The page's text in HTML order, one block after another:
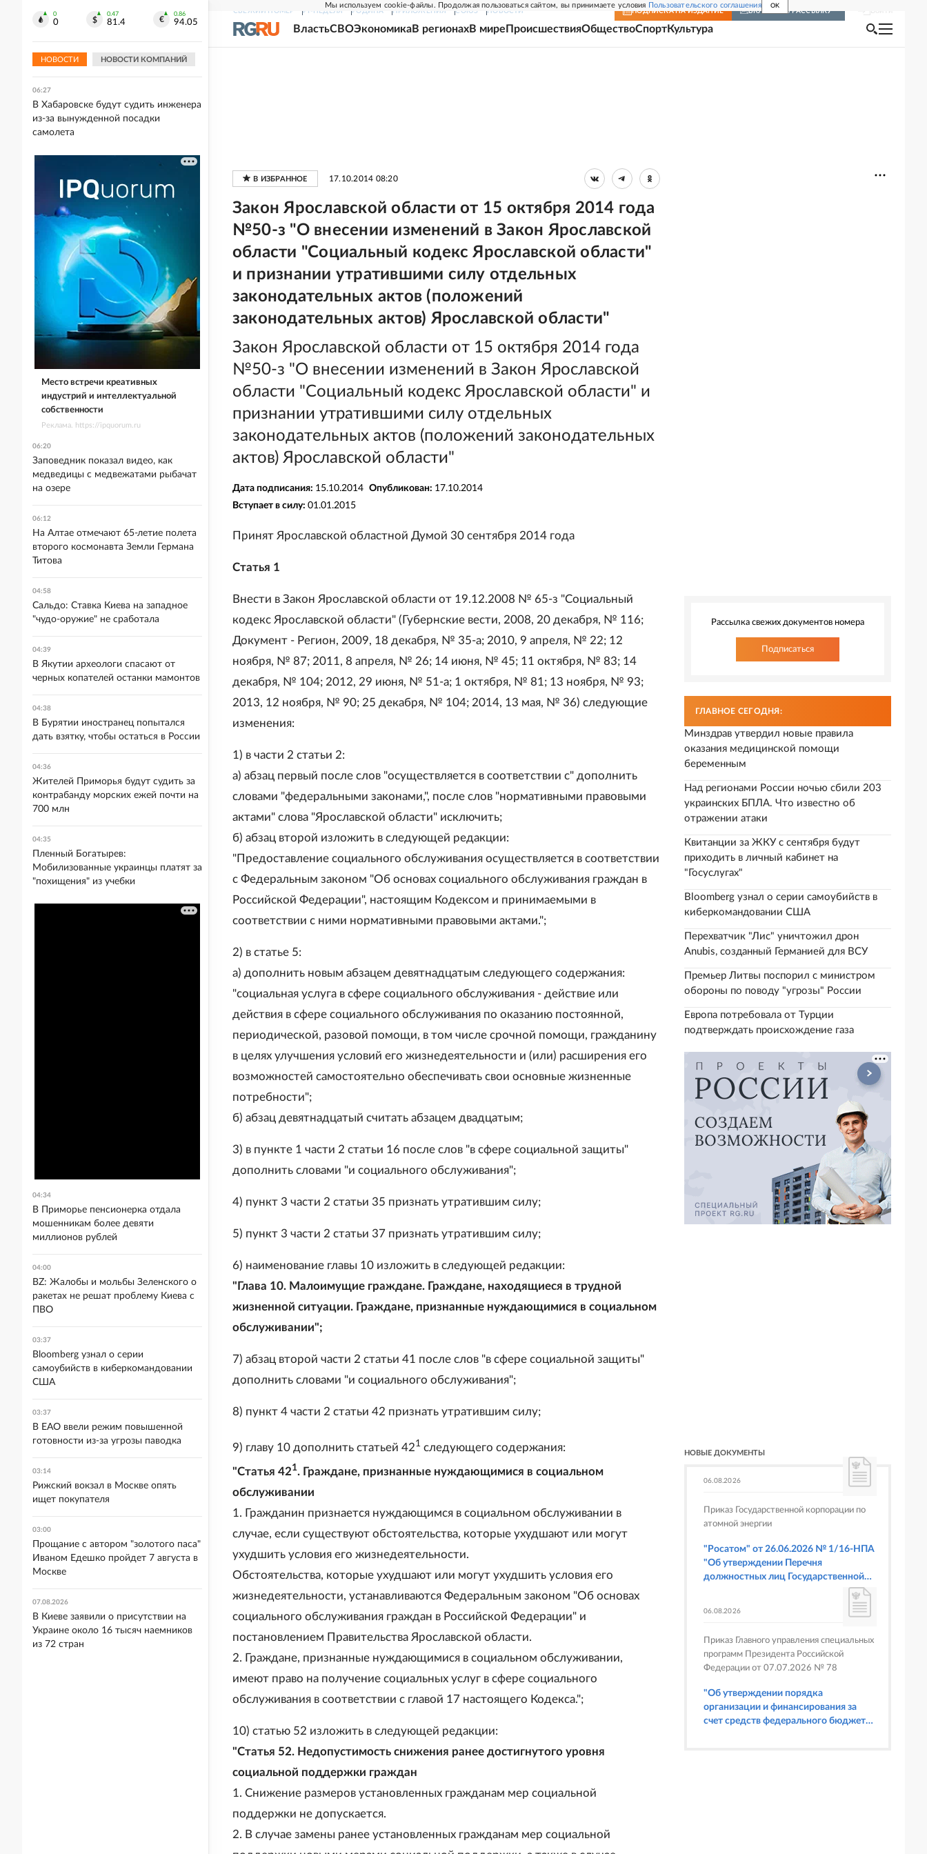
Мы используем cookie-файлы. Продолжая пользоваться сайтом, вы принимаете условия Пользовательского соглашения OK
СВЕЖИЙ НОМЕР РГ-НЕДЕЛЯ РОДИНА ПРИЛОЖЕНИЯ СОЮЗ НОВОСТИ ПОДПИСКА НА ИЗДАНИЕ ВКЛЮЧИТЬ РАССЫЛКУ
ВластьСВОЭкономикаВ регионахВ мире ПроисшествияОбществоСпортКультура
17.10.2014 08:20
Закон Ярославской области от 15 октября 2014 года
№50-з "О внесении изменений в Закон Ярославской
области "Социальный кодекс Ярославской области"
и признании утратившими силу отдельных
законодательных актов (положений
законодательных актов) Ярославской области"
Закон Ярославской области от 15 октября 2014 года
№50-з "О внесении изменений в Закон Ярославской
области "Социальный кодекс Ярославской области" и
признании утратившими силу отдельных
законодательных актов (положений законодательных
актов) Ярославской области"
Дата подписания: 15.10.2014 Опубликован: 17.10.2014
Вступает в силу: 01.01.2015
Принят Ярославской областной Думой 30 сентября 2014 года
Статья 1
Внести в Закон Ярославской области от 19.12.2008 № 65-з "Социальный
кодекс Ярославской области" (Губернские вести, 2008, 20 декабря, № 116;
Документ - Регион, 2009, 18 декабря, № 35-а; 2010, 9 апреля, № 22; 12
ноября, № 87; 2011, 8 апреля, № 26; 14 июня, № 45; 11 октября, № 83; 14
декабря, № 104; 2012, 29 июня, № 51-а; 1 октября, № 81; 13 ноября, № 93;
2013, 12 ноября, № 90; 25 декабря, № 104; 2014, 13 мая, № 36) следующие
изменения:
1) в части 2 статьи 2:
а) абзац первый после слов "осуществляется в соответствии с" дополнить
словами "федеральными законами,", после слов "нормативными правовыми
актами" слова "Ярославской области" исключить;
б) абзац второй изложить в следующей редакции:
"Предоставление социального обслуживания осуществляется в соответствии
с Федеральным законом "Об основах социального обслуживания граждан в
Российской Федерации", настоящим Кодексом и принимаемыми в
соответствии с ними нормативными правовыми актами.";
2) в статье 5:
а) дополнить новым абзацем девятнадцатым следующего содержания:
"социальная услуга в сфере социального обслуживания - действие или
действия в сфере социального обслуживания по оказанию постоянной,
периодической, разовой помощи, в том числе срочной помощи, гражданину
в целях улучшения условий его жизнедеятельности и (или) расширения его
возможностей самостоятельно обеспечивать свои основные жизненные
потребности";
б) абзац девятнадцатый считать абзацем двадцатым;
3) в пункте 1 части 2 статьи 16 после слов "в сфере социальной защиты"
дополнить словами "и социального обслуживания";
4) пункт 3 части 2 статьи 35 признать утратившим силу;
5) пункт 3 части 2 статьи 37 признать утратившим силу;
6) наименование главы 10 изложить в следующей редакции:
"Глава 10. Малоимущие граждане. Граждане, находящиеся в трудной
жизненной ситуации. Граждане, признанные нуждающимися в социальном
обслуживании";
7) абзац второй части 2 статьи 41 после слов "в сфере социальной защиты"
дополнить словами "и социального обслуживания";
8) пункт 4 части 2 статьи 42 признать утратившим силу;
9) главу 10 дополнить статьей 421 следующего содержания:
"Статья 421. Граждане, признанные нуждающимися в социальном
обслуживании
1. Гражданин признается нуждающимся в социальном обслуживании в
случае, если существуют обстоятельства, которые ухудшают или могут
ухудшить условия его жизнедеятельности.
Обстоятельства, которые ухудшают или могут ухудшить условия его
жизнедеятельности, устанавливаются Федеральным законом "Об основах
социального обслуживания граждан в Российской Федерации" и
постановлением Правительства Ярославской области.
2. Граждане, признанные нуждающимися в социальном обслуживании,
имеют право на получение социальных услуг в сфере социального
обслуживания в соответствии с главой 17 настоящего Кодекса.";
10) статью 52 изложить в следующей редакции:
"Статья 52. Недопустимость снижения ранее достигнутого уровня
социальной поддержки граждан
1. Снижение размеров установленных гражданам мер социальной
поддержки не допускается.
2. В случае замены ранее установленных гражданам мер социальной
Рассылка свежих документов номера
Подписаться
ГЛАВНОЕ СЕГОДНЯ:
Минздрав утвердил новые правила
оказания медицинской помощи
беременным
Над регионами России ночью сбили 203
украинских БПЛА. Что известно об
отражении атаки
Квитанции за ЖКУ с сентября будут
приходить в личный кабинет на
"Госуслугах"
Bloomberg узнал о серии самоубийств в
киберкомандовании США
Перехватчик "Лис" уничтожил дрон
Anubis, созданный Германией для ВСУ
Премьер Литвы поспорил с министром
обороны по поводу "угрозы" России
Европа потребовала от Турции
подтверждать происхождение газа
НОВЫЕ ДОКУМЕНТЫ
06.08.2026
Приказ Государственной корпорации по
атомной энергии
"Росатом" от 26.06.2026 № 1/16-НПА
"Об утверждении Перечня
должностных лиц Государственной
корпорации по атомной энергии
предусмотренных статьями 6.3, 8.1,
9.4, 9.5 и 9.5.1, частью 3 статьи 9.16,
статьей 14.44, частью 1 статьи 19.4,
статьей 19.4.1, частями 6 и 15 статьи
19.5, статьями 19.6 и 19.7, частью 1
статьи 19.26, статьей 19.33, частями 1,
2, 2.1, 6 и 6.1 статьи 20.4 Кодекса
06.08.2026
Приказ Главного управления специальных
программ Президента Российской
Федерации от 07.07.2026 № 78
"Об утверждении порядка
организации и финансирования за
счет средств федерального бюджета
0
0
0.47
81.4
0.86
94.05
НОВОСТИ НОВОСТИ КОМПАНИЙ
подготовкой якутских стрелков
06:27
В Хабаровске будут судить инженера
из-за вынужденной посадки
самолета
Место встречи креативных
индустрий и интеллектуальной
собственности
Реклама. https://ipquorum.ru
06:20
Заповедник показал видео, как
медведицы с медвежатами рыбачат
на озере
06:12
На Алтае отмечают 65-летие полета
второго космонавта Земли Германа
Титова
04:58
Сальдо: Ставка Киева на западное
"чудо-оружие" не сработала
04:39
В Якутии археологи спасают от
черных копателей останки мамонтов
04:38
В Бурятии иностранец попытался
дать взятку, чтобы остаться в России
04:36
Жителей Приморья будут судить за
контрабанду морских ежей почти на
700 млн
04:35
Пленный Богатырев:
Мобилизованные украинцы платят за
"похищения" из учебки
04:34
В Приморье пенсионерка отдала
мошенникам более девяти
миллионов рублей
04:00
BZ: Жалобы и мольбы Зеленского о
ракетах не решат проблему Киева с
ПВО
03:37
Bloomberg узнал о серии
самоубийств в киберкомандовании
США
03:37
В ЕАО ввели режим повышенной
готовности из-за угрозы паводка
03:14
Рижский вокзал в Москве опять
ищет покупателя
03:00
Прощание с автором "золотого паса"
Иваном Едешко пройдет 7 августа в
Москве
07.08.2026
В Киеве заявили о присутствии на
Украине около 16 тысяч наемников
из 72 стран